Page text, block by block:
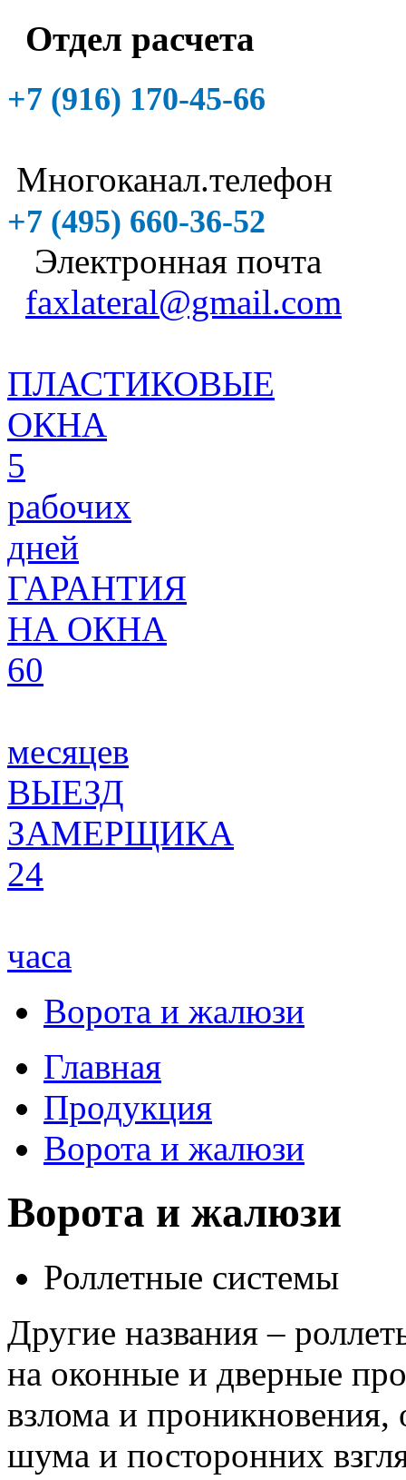
Отдел расчета
+7 (916) 170-45-66
Многоканал.телефон
+7 (495) 660-36-52
Электронная почта
faxlateral@gmail.com
ПЛАСТИКОВЫЕ
ОКНА
5
рабочих
дней
ГАРАНТИЯ
НА ОКНА
60
месяцев
ВЫЕЗД
ЗАМЕРЩИКА
24
часа
Ворота и жалюзи
Главная
Продукция
Ворота и жалюзи
Ворота и жалюзи
Роллетные системы
Другие названия –
на оконные и дверные
взлома и проникновения,
шума и посторонних